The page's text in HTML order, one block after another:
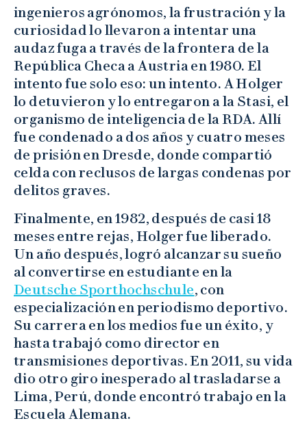
ingenieros agrónomos, la frustración y la
curiosidad lo llevaron a intentar una
audaz fuga a través de la frontera de la
República Checa a Austria en 1980. El
intento fue solo eso: un intento. A Holger
lo detuvieron y lo entregaron a la Stasi, el
organismo de inteligencia de la RDA. Allí
fue condenado a dos años y cuatro meses
de prisión en Dresde, donde compartió
celda con reclusos de largas condenas por
delitos graves.
Finalmente, en 1982, después de casi 18
meses entre rejas, Holger fue liberado.
Un año después, logró alcanzar su sueño
al convertirse en estudiante en la
Deutsche Sporthochschule, con
especialización en periodismo deportivo.
Su carrera en los medios fue un éxito, y
hasta trabajó como director en
transmisiones deportivas. En 2011, su vida
dio otro giro inesperado al trasladarse a
Lima, Perú, donde encontró trabajo en la
Escuela Alemana.